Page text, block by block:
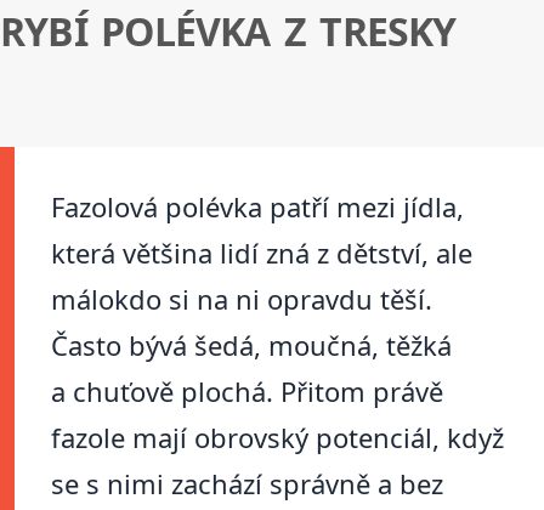
RYBÍ POLÉVKA Z TRESKY
Fazolová polévka patří mezi jídla,
která většina lidí zná z dětství, ale
málokdo si na ni opravdu těší.
Často bývá šedá, moučná, těžká
a chuťově plochá. Přitom právě
fazole mají obrovský potenciál, když
se s nimi zachází správně a bez